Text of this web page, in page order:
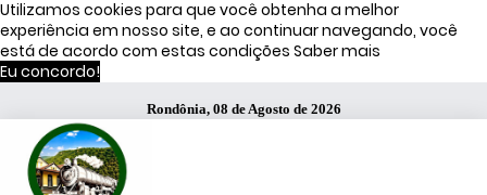
Utilizamos cookies para que você obtenha a melhor
experiência em nosso site, e ao continuar navegando, você
está de acordo com estas condições Saber mais
Eu concordo!
Rondônia, 08 de Agosto de 2026